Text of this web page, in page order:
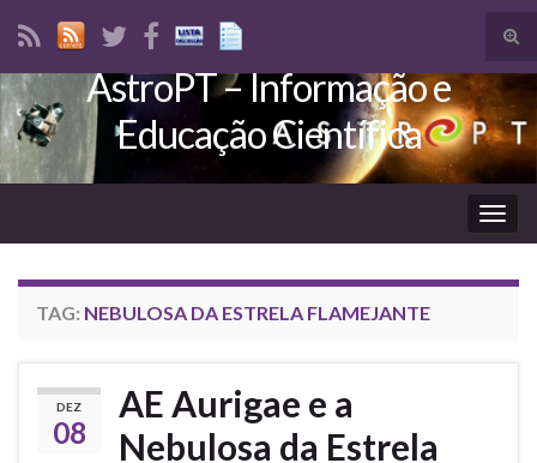
Search for:
AstroPT – Informação e
Educação Científica
TAG: NEBULOSA DA ESTRELA FLAMEJANTE
DEZ
08
AE Aurigae e a
Nebulosa da Estrela